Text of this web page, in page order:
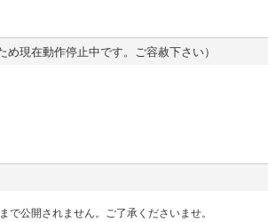
め現在動作停止中です。ご容赦下さい）
で公開されません。ご了承くださいませ。